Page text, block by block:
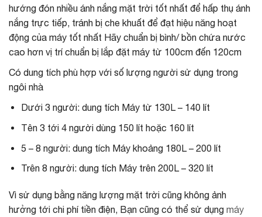
hướng đón nhiều ánh nắng mặt trời tốt nhất để hấp thụ ánh
nắng trực tiếp, tránh bị che khuất để đạt hiệu năng hoạt
động của máy tốt nhất Hãy chuẩn bị bình/ bồn chứa nước
cao hơn vị trí chuẩn bị lắp đặt máy từ 100cm đến 120cm
Có dung tích phù hợp với số lượng người sử dụng trong
ngôi nhà
Dưới 3 người: dung tích Máy từ 130L – 140 lít
Tên 3 tới 4 người dùng 150 lít hoặc 160 lít
5 – 8 người: dung tích Máy khoảng 180L – 200 lít
Trên 8 người: dung tích Máy trên 200L – 320 lít
Vì sử dụng bằng năng lượng mặt trời cũng không ảnh
hưởng tới chi phí tiền điện, Bạn cũng có thể sử dụng máy